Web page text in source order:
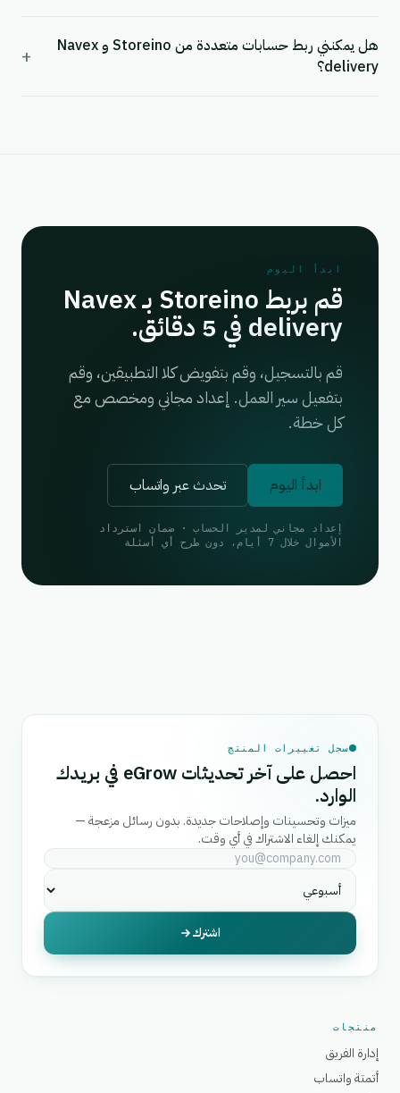
هل يمكنني ربط حسابات متعددة من Storeino و Navex
delivery؟
+
ابدأ اليوم
قم بربط Storeino بـ Navex
delivery في 5 دقائق.
قم بالتسجيل، وقم بتفويض كلا التطبيقين، وقم
بتفعيل سير العمل. إعداد مجاني ومخصص مع
كل خطة.
ابدأ اليوم تحدث عبر واتساب
إعداد مجاني لمدير الحساب · ضمان استرداد
الأموال خلال 7 أيام، دون طرح أي أسئلة
سجل تغييرات المنتج
احصل على آخر تحديثات eGrow في بريدك
الوارد.
ميزات وتحسينات وإصلاحات جديدة. بدون رسائل مزعجة —
يمكنك إلغاء الاشتراك في أي وقت.
اشترك
منتجات
إدارة الفريق
أتمتة واتساب